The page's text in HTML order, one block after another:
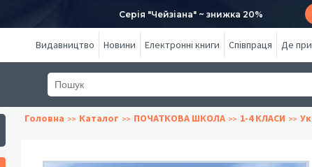
Серія "Чейзіана" ~ знижка 20%
Видавництво Новини Електронні книги Співпраця Де
Головна Каталог ПОЧАТКОВА ШКОЛА 1-4 КЛАСИ